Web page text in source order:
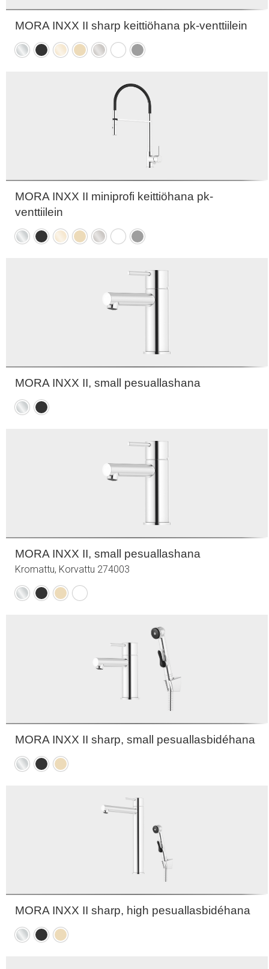
MORA INXX II sharp keittiöhana pk-venttiilein
KromattuMattamusta
KiiltäväHarjattuHarjattuMattavalkoinen
Mattaharmaa
MORA INXX II miniprofi keittiöhana pk-
venttiilein
KromattuMattamusta
KiiltäväHarjattuHarjattuMattavalkoinen
Mattaharmaa
MORA INXX II, small pesuallashana
KromattuMattamusta
MORA INXX II, small pesuallashana
Kromattu, Korvattu 274003
KromattuMattamusta
HarjattuMattavalkoinen
MORA INXX II sharp, small pesuallasbidéhana
KromattuMattamusta
Harjattu
MORA INXX II sharp, high pesuallasbidéhana
KromattuMattamusta
Harjattu